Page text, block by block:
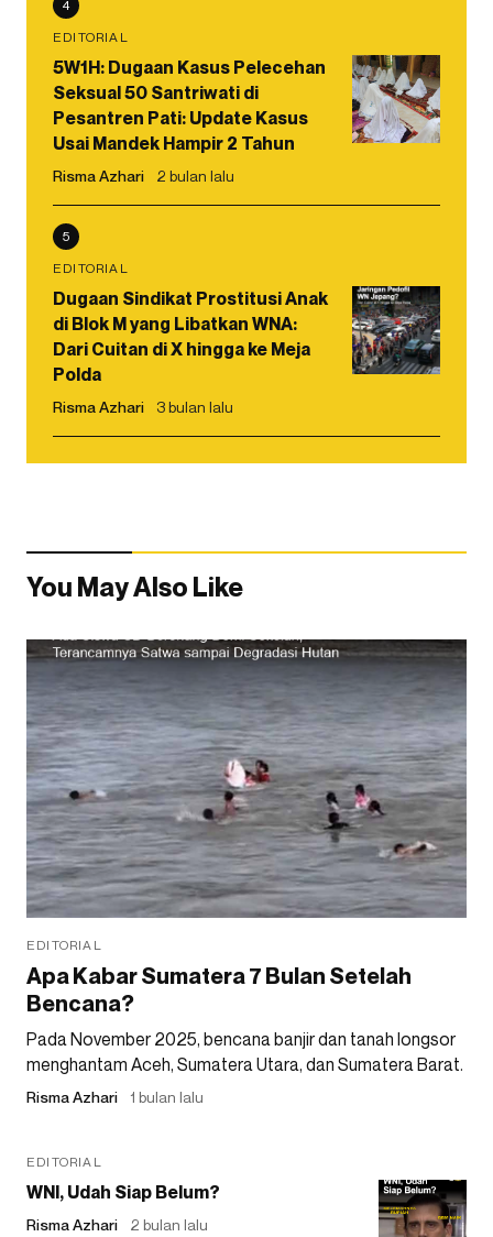
4
EDITORIAL
5W1H: Dugaan Kasus Pelecehan
Seksual 50 Santriwati di
Pesantren Pati: Update Kasus
Usai Mandek Hampir 2 Tahun
Risma Azhari 2 bulan lalu
5
EDITORIAL
Dugaan Sindikat Prostitusi Anak
di Blok M yang Libatkan WNA:
Dari Cuitan di X hingga ke Meja
Polda
Risma Azhari 3 bulan lalu
You May Also Like
EDITORIAL
Apa Kabar Sumatera 7 Bulan Setelah
Bencana?
Pada November 2025, bencana banjir dan tanah longsor
menghantam Aceh, Sumatera Utara, dan Sumatera Barat.
Risma Azhari 1 bulan lalu
EDITORIAL
WNI, Udah Siap Belum?
Risma Azhari 2 bulan lalu